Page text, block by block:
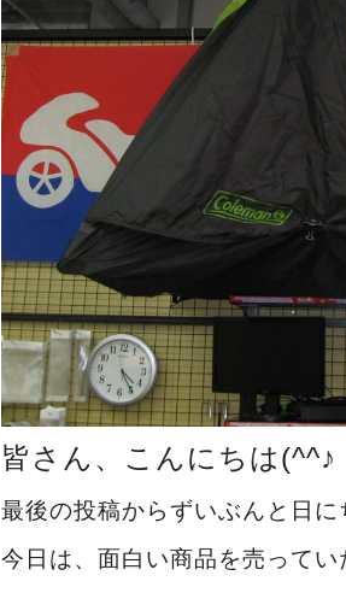
皆さん、こんにちは(^^♪
最後の投稿からずいぶんと日に
今日は、面白い商品を売ってい